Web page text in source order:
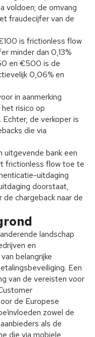
voldoen; de omvang
fraudecijfer van de
is frictionless flow
minder dan 0,13%
en €500 is de
0,06% en
in aanmerking
risico op
Echter, de verkoper is
die via
uitgevende bank een
frictionless flow toe te
uitdaging
doorstaat,
chargeback naar de
landschap
en
belangrijke
Een
van de vereisten voor
de Europese
zowel de
als de
die via mobiele